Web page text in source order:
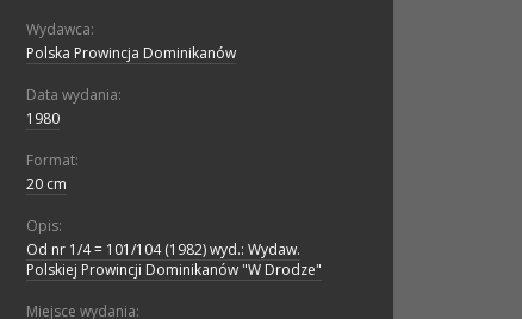
Wydawca:
Polska Prowincja Dominikanów
Data wydania:
1980
Format:
20 cm
Opis:
Od nr 1/4 = 101/104 (1982) wyd.: Wydaw.
Polskiej Prowincji Dominikanów "W Drodze"
Miejsce wydania: